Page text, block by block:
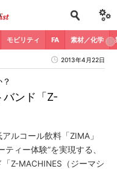
モビリティ FA 素材／化学
2013年4月22日
バンド「Z-
ルコール飲料「ZIMA」
ィー体験”を実現する、
Z-MACHINES（ジーマシ